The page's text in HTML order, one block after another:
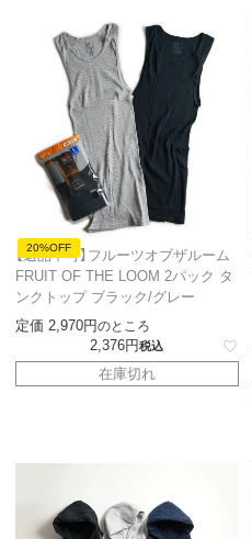
20%OFF
【返品不可】フルーツオブザルーム
FRUIT OF THE LOOM 2パック タ
ンクトップ ブラック/グレー
定価 2,970 のところ
2,376 税込
在庫切れ